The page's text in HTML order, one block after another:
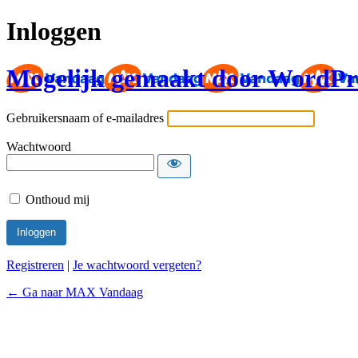
Inloggen
Mogelijk gemaakt door
Gebruikersnaam of e-mailadres
Wachtwoord
Onthoud mij
Registreren | Je wachtwoord vergeten?
← Ga naar MAX Vandaag